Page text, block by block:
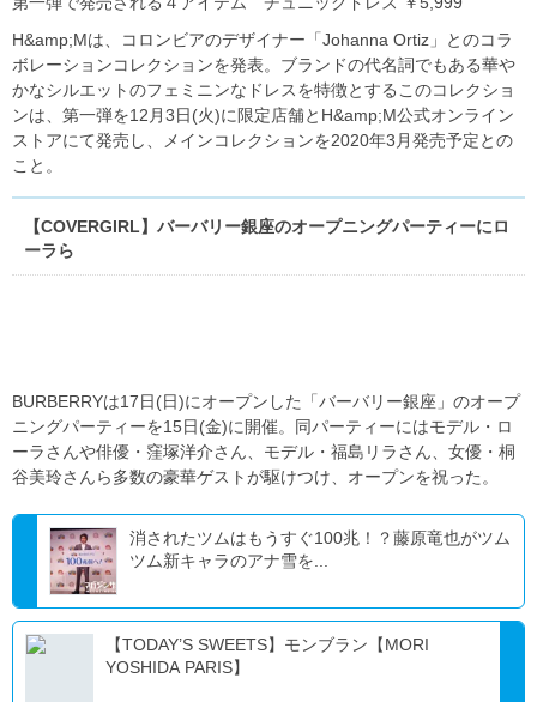
H&amp;Mは、コロンビアのデザイナー「Johanna Ortiz」とのコラ
ボレーションコレクションを発表。ブランドの代名詞でもある華や
かなシルエットのフェミニンなドレスを特徴とするこのコレクショ
ンは、第一弾を12月3日(火)に限定店舗とH&amp;M公式オンライン
ストアにて発売し、メインコレクションを2020年3月発売予定との
こと。
【COVERGIRL】バーバリー銀座のオープニングパーティーにロ
ーラら
BURBERRYは17日(日)にオープンした「バーバリー銀座」のオープ
ニングパーティーを15日(金)に開催。同パーティーにはモデル・ロ
ーラさんや俳優・窪塚洋介さん、モデル・福島リラさん、女優・桐
谷美玲さんら多数の豪華ゲストが駆けつけ、オープンを祝った。
消されたツムはもうすぐ100兆！？藤原竜也がツム
ツム新キャラのアナ雪を...
【TODAY’S SWEETS】モンブラン【MORI
YOSHIDA PARIS】